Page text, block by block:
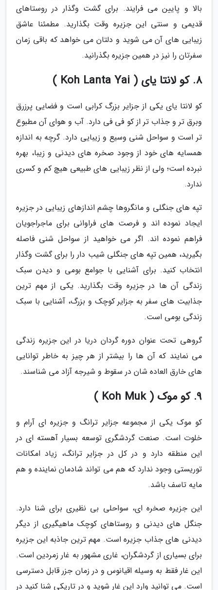
بالا و پایین می فرایند. برای گشت وگذار در روستاهای
قدیمی و سنتی این جزیره وقت بگذارید. مطمئنا عاشق
زیبایی های آن می شوید و دلتان می خواهد که باقی زمان
سفرتان را نیز در همین جزیره بگذرانید.
8. کو لانتا یای ( Koh Lanta Yai )
کو لانتا یای یکی از جزایر بزرگ کرابی است و فضایی پرزرق
وبرق تر و جذاب تر از کو فی فی دارد. آب و هوای آن مطبوع
تر است و سواحل شنی وسیع و زیبایی دارد. گرچه به اندازه
همسایه های خود از وجود صخره های دیدنی و زیبا، بهره
نبرده است؛ ولی از نظر زیبایی های طبیعی هیچ کم و کسری
ندارد.
تپه های جنگلی و مانگروها چشم اندازهای زیبایی در جزیره
ایجاد نموده اند و فرصت های فراوانی برای ماجراجویان
فراهم نموده اند. اگر می خواهید از سواحل شنی فاصله
بگیرید، همین تپه های جنگلی شیب دار را برای گشت وگذار
انتخاب کنید. برای آشنایی با جوامع بومی و دیدن سبک
زندگی آن ها در جزیره وقت بگذارید. یکی از مهم ترین
جذابیت های سفر به جزایر کوچک و بزرگ، آشنایی با سبک
زندگی بومی است.
گروهی تحت عنوان دوره گردان دریا در این جزیره زندگی
می نمایند که آن ها را بیشتر از هر چیز به خاطر توانایی
های خارق العاده شان در سقوط و شیرجه آزاد می شناسند.
9. کو موک ( Koh Muk )
کو موک یکی از مجموعه جزایر ترانگ و جزیره ای آرام و
خلوت است. صنعت گردشگری توسعه بسیار آهسته ای در
این منطقه دارد و در کل در جزایر ترانگ، زیاد امکانات
توریستی وجود ندارد که هم می تواند شادمان نماینده و هم
مایه تاسف باشد.
این جزیره صخره ای، سواحلی بی نظیری برای شنا دارد.
جنگل های دیدنی و روستاهای کوچک ماهیگیری از دیگر
دیدنی های جذاب جزیره است. مهم ترین جاذبه این جزیره
برای بسیاری از گردشگران، غاری مشهور به غار زمردین است.
این غار فقط به وسیله اقیانوس و در زمان جزر قابل دسترسی
است. می توانید وارد این غار شوید و در تاریکی شنا کنید در